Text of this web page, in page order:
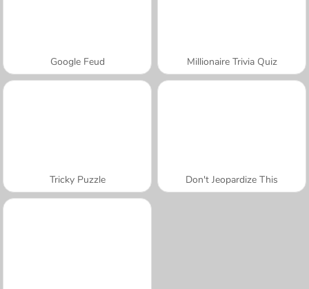
Google Feud Millionaire Trivia Quiz
Tricky Puzzle Don't Jeopardize This